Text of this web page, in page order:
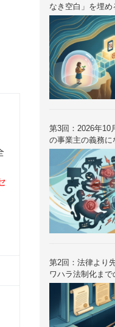
なき空白」を埋め
措置 ＜連載＞ハ
来 — 2026年10月
回）
第3回：2026年10
の事業主の義務
ト法制の歴史と
を読み解く（全6
第2回：法律より
ワハラ法制化まで
ラスメント法制
月大改正を読み